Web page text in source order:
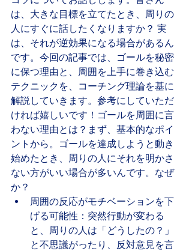
は、大きな目標を立てたとき、周りの
人にすぐに話したくなりますか？ 実
は、それが逆効果になる場合があるん
です。今回の記事では、ゴールを秘密
に保つ理由と、周囲を上手に巻き込む
テクニックを、コーチング理論を基に
解説していきます。参考にしていただ
ければ嬉しいです！ゴールを周囲に言
わない理由とは？まず、基本的なポイ
ントから。ゴールを達成しようと動き
始めたとき、周りの人にそれを明かさ
ない方がいい場合が多いんです。なぜ
か？
周囲の反応がモチベーションを下
げる可能性：突然行動が変わる
と、周りの人は「どうしたの？」
と不思議がったり、反対意見を言